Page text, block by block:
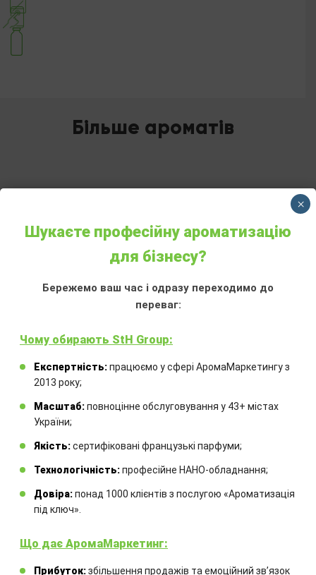
Більше ароматів
краси, перукарнях, фітнес центрах,
масажних салонах.
ЗАМОВИТИ
Шукаєте професійну ароматизацію
для бізнесу?
Бережемо ваш час і одразу переходимо до
переваг:
Чому обирають StH Group:
Експертність:працюємо у сфері АромаМаркетингу з
2013 року;
Масштаб:повноцінне обслуговування у 43+ містах
України;
Якість:сертифіковані французькі парфуми;
Технологічність:професійне НАНО-обладнання;
Довіра:понад 1000 клієнтів з послугою «Ароматизація
під ключ».
Що дає АромаМаркетинг:
Прибуток:збільшення продажів та емоційний звʼязок
×